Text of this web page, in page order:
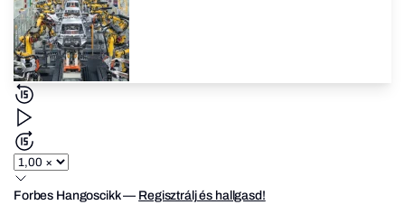
Forbes Hangoscikk— Regisztrálj és hallgasd!